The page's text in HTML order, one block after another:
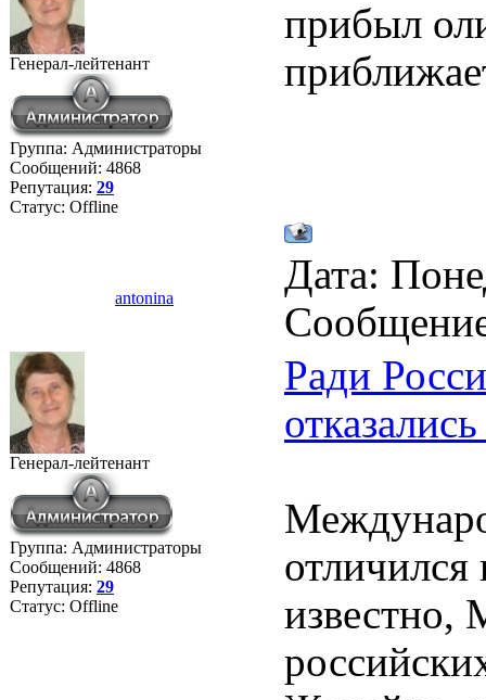
Генерал-лейтенант
Группа: Администраторы
Сообщений: 4868
Репутация: 29
Статус: Offline
прибыл
antonina
Дата:
Генерал-лейтенант
Группа: Администраторы
Сообщений: 4868
Репутация: 29
Статус: Offline
Ради
известно,